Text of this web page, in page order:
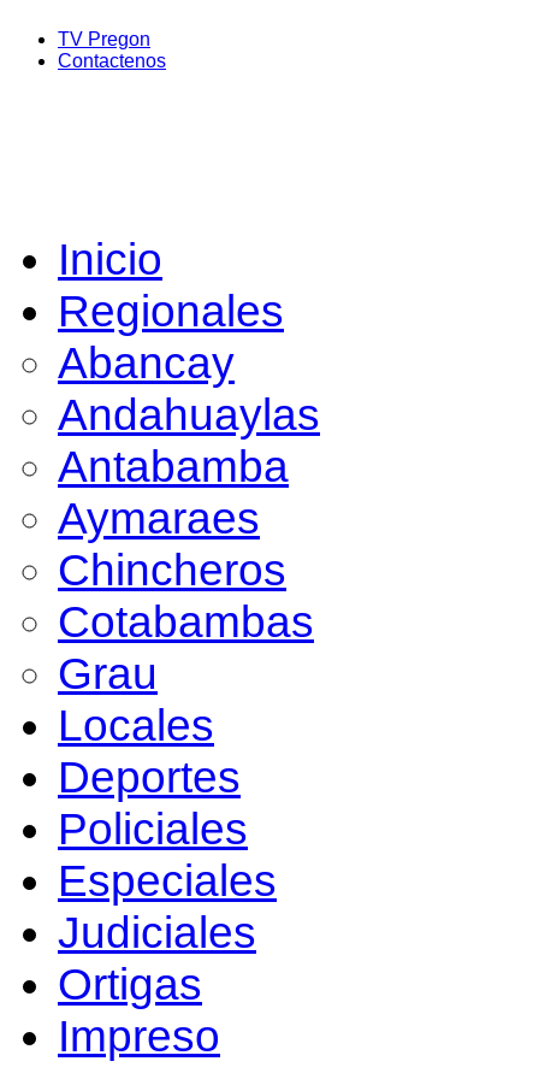
TV Pregon
Contactenos
Inicio
Regionales
Abancay
Andahuaylas
Antabamba
Aymaraes
Chincheros
Cotabambas
Grau
Locales
Deportes
Policiales
Especiales
Judiciales
Ortigas
Impreso